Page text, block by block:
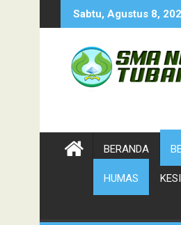
to
Sabtu, Agustus 8,
Ndhuk Tuban 2026Juara Cung
BERANDA
HUMAS